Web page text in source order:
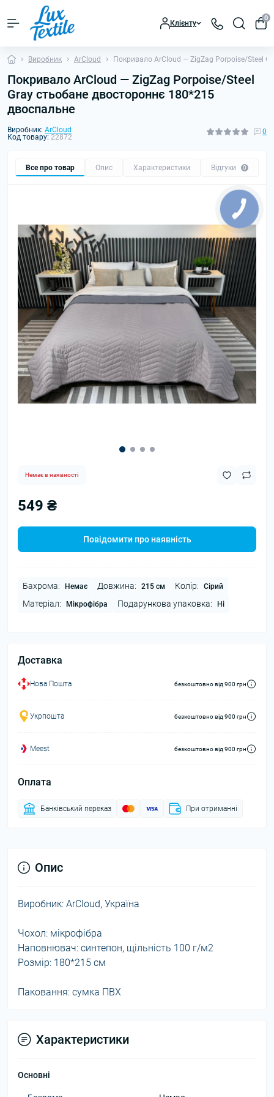
Клієнту
0
Виробник ArCloud Покривало ArCloud — ZigZag Porpoise/Steel
Покривало ArCloud — ZigZag Porpoise/Steel
Gray стьобане двостороннє 180*215
двоспальне
Виробник: ArCloud
Код товару: 22872
0
Все про товар Опис Характеристики Відгуки 0
Немає в наявності
549 ₴
Повідомити про наявність
Бахрома: Немає Довжина: 215 см Колір: Сірий
Матеріал: Мікрофібра Подарункова упаковка: Ні
Доставка
Нова Пошта безкоштовно від 900 грн
Укрпошта безкоштовно від 900 грн
Meest безкоштовно від 900 грн
Оплата
Банківський переказ При отриманні
Опис
Виробник: ArCloud, Україна
Чохол: мікрофібра
Наповнювач: синтепон, щільність 100 г/м2
Розмір: 180*215 см
Паковання: сумка ПВХ
Характеристики
Основні